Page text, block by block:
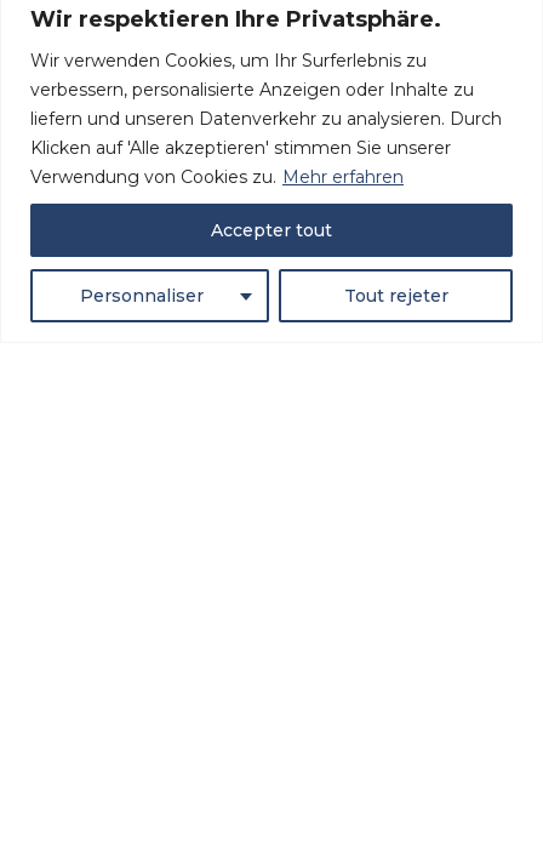
Wir respektieren Ihre Privatsphäre.
Wir verwenden Cookies, um Ihr Surferlebnis zu
verbessern, personalisierte Anzeigen oder Inhalte zu
liefern und unseren Datenverkehr zu analysieren. Durch
Klicken auf 'Alle akzeptieren' stimmen Sie unserer
Verwendung von Cookies zu. Mehr erfahren
Personnaliser Tout rejeter
Accepter tout
Kundenservice
Kontaktiere uns
Mein Konto
Bestellverfolgung
Bestellverlauf
INFORMATIONEN
+33 (0)2 40 47 90 84
marketing@tablesoccer.org